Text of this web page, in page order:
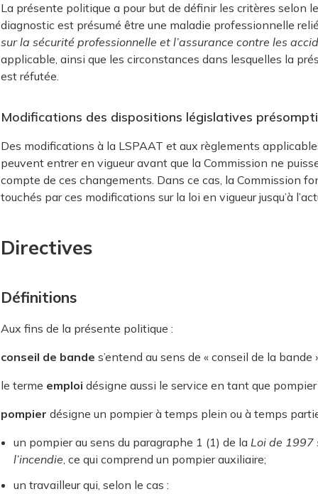
La présente politique a pour but de définir les critères selon
diagnostic est présumé être une maladie professionnelle
sur la sécurité professionnelle et l’assurance contre les
applicable, ainsi que les circonstances dans lesquelles la
est réfutée.
Modifications des dispositions législatives
Des modifications à la LSPAAT et aux règlements
peuvent entrer en vigueur avant que la Commission ne
compte de ces changements. Dans ce cas, la Commission
touchés par ces modifications sur la loi en vigueur jusqu’à
Directives
Définitions
Aux fins de la présente politique :
conseil de bande s’entend au sens de « conseil de la bande
le terme emploi désigne aussi le service en tant que
pompier désigne un pompier à temps plein ou à temps
un pompier au sens du paragraphe 1 (1) de la Loi de 1997
l’incendie, ce qui comprend un pompier auxiliaire;
un travailleur qui, selon le cas :